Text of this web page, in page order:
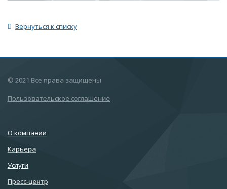
Вернуться к списку
© 2021 Все права защищены
Пользовательское соглашение
О компании
Карьера
Услуги
Пресс-центр